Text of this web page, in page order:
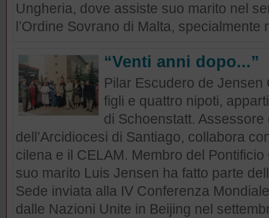
Ungheria, dove assiste suo marito nel
l’Ordine Sovrano di Malta,
“Venti anni dopo...”
Pilar Escudero de
figli e quattro nipoti,
di Schoenstatt.
dell’Arcidiocesi di Santiago, collabora
cilena e il CELAM. Membro del
suo marito Luis Jensen ha fatto parte
Sede inviata alla IV Conferenza
dalle Nazioni Unite in Beijing nel